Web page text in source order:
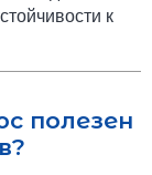
к
полезен